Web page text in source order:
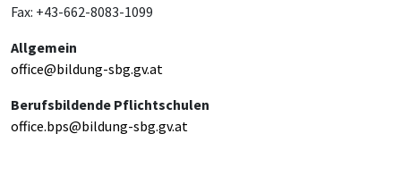
Fax: +43-662-8083-1099
Allgemein
office@bildung-sbg.gv.at
Berufsbildende Pflichtschulen
office.bps@bildung-sbg.gv.at